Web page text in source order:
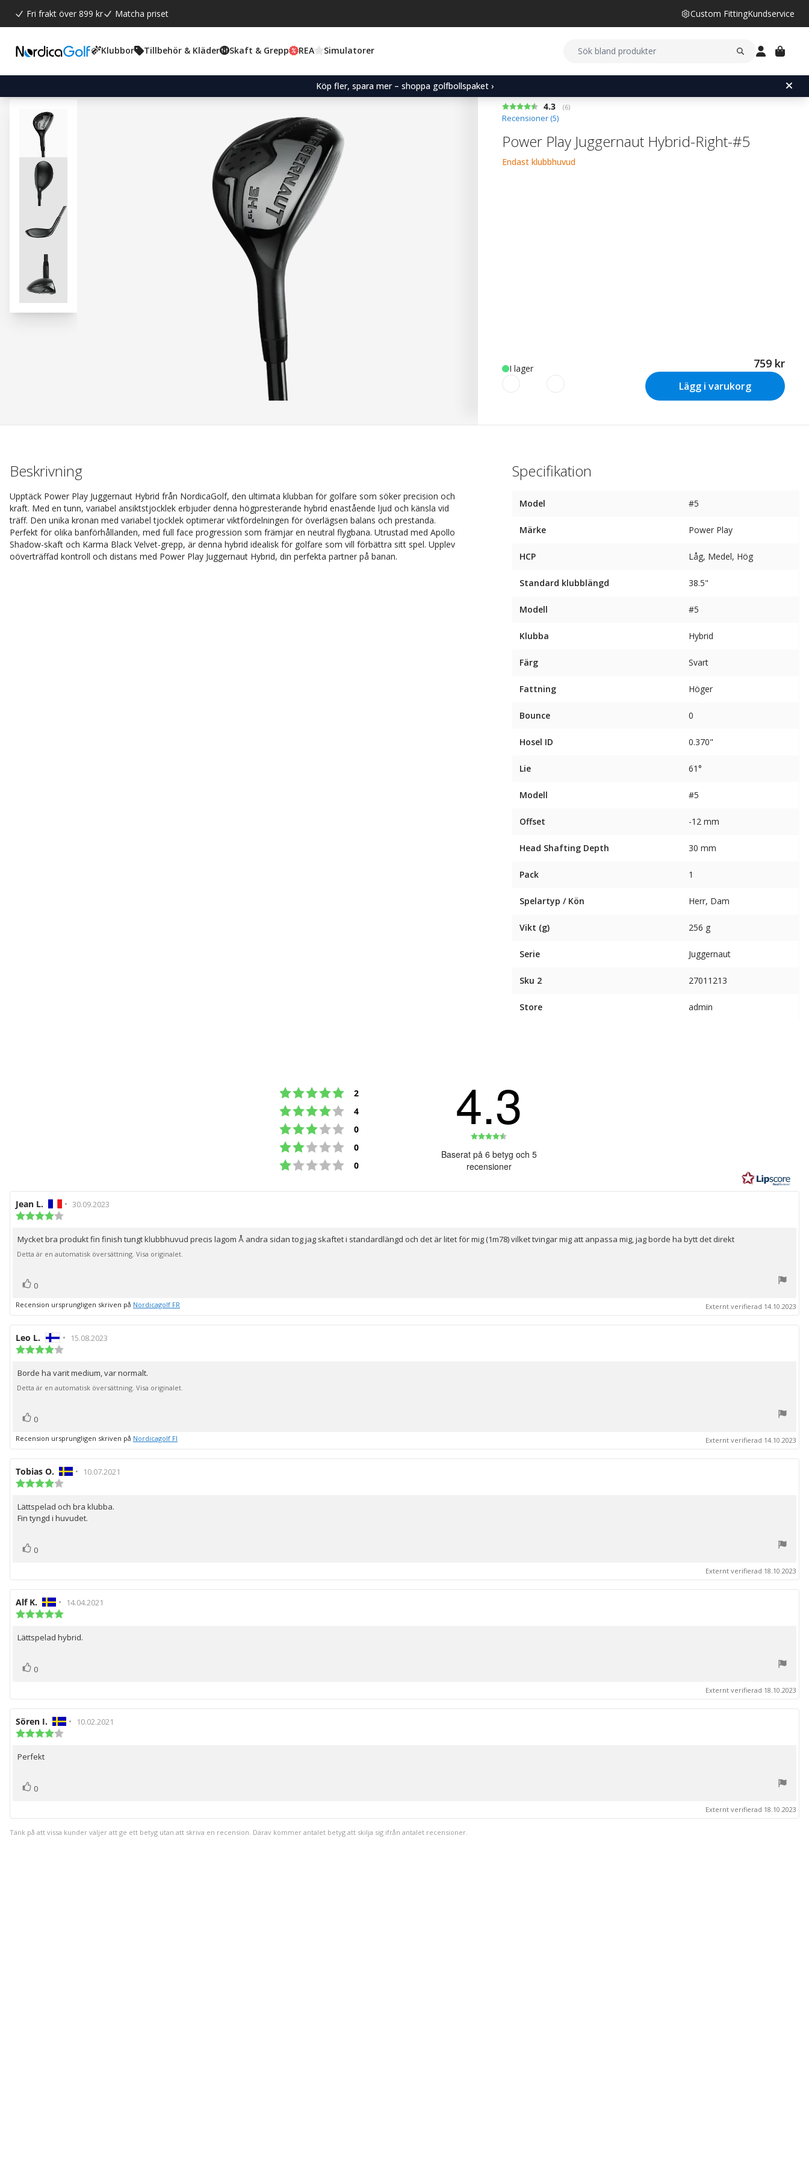
Fri frakt över 899 kr Matcha priset Custom FittingKundservice
Klubbor Tillbehör & Kläder Skaft & Grepp REA Simulatorer
Köp fler, spara mer – shoppa golfbollspaket ›
Snittbetyg:
4.3 (röster:
6)
Recensioner (5)
Power Play Juggernaut Hybrid-Right-#5
Endast klubbhuvud
I lager 759 kr
Lägg i varukorg
Beskrivning
Upptäck Power Play Juggernaut Hybrid från NordicaGolf, den ultimata klubban för golfare som söker precision och
kraft. Med en tunn, variabel ansiktstjocklek erbjuder denna högpresterande hybrid enastående ljud och känsla vid
träff. Den unika kronan med variabel tjocklek optimerar viktfördelningen för överlägsen balans och prestanda.
Perfekt för olika banförhållanden, med full face progression som främjar en neutral flygbana. Utrustad med Apollo
Shadow-skaft och Karma Black Velvet-grepp, är denna hybrid idealisk för golfare som vill förbättra sitt spel. Upplev
oöverträffad kontroll och distans med Power Play Juggernaut Hybrid, din perfekta partner på banan.
Specifikation
Model #5
Märke Power Play
HCP Låg, Medel, Hög
Standard klubblängd 38.5"
Modell #5
Klubba Hybrid
Färg Svart
Fattning Höger
Bounce 0
Hosel ID 0.370"
Lie 61°
Modell #5
Offset -12 mm
Head Shafting Depth 30 mm
Pack 1
Spelartyp / Kön Herr, Dam
Vikt (g) 256 g
Serie Juggernaut
Sku 2 27011213
Store admin
Betyg: 5 utav 5 stjärnor
2
Betyg: 4 utav 5 stjärnor
4
Betyg: 3 utav 5 stjärnor
0
Betyg: 2 utav 5 stjärnor
0
Betyg: 1 utav 5 stjärnor
0
4.3
utav
stjärnor
Baserat på 6 betyg och 5
recensioner
Recensionsförfattare:
Jean L. • Recensionsdatum:
30.09.2023
utav
5
stjärnor
Recensionstext:
Mycket bra produkt fin finish tungt klubbhuvud precis lagom Å andra sidan tog jag skaftet i standardlängd och det är litet för mig (1m78) vilket tvingar mig att anpassa mig, jag borde ha bytt det direkt
Detta är en automatisk översättning. Visa originalet.
Rösta
0
Recension ursprungligen skriven på Nordicagolf FR Externt verifierad 14.10.2023
Recensionsförfattare:
Leo L. • Recensionsdatum:
15.08.2023
utav
5
stjärnor
Recensionstext:
Borde ha varit medium, var normalt.
Detta är en automatisk översättning. Visa originalet.
Rösta
0
Recension ursprungligen skriven på Nordicagolf FI Externt verifierad 14.10.2023
Recensionsförfattare:
Tobias O. • Recensionsdatum:
10.07.2021
utav
5
stjärnor
Recensionstext:
Lättspelad och bra klubba.
Fin tyngd i huvudet.
Rösta
0
Externt verifierad 18.10.2023
Recensionsförfattare:
Alf K. • Recensionsdatum:
14.04.2021
utav
5
Recensionstext:
Lättspelad hybrid.
Rösta
0
Externt verifierad 18.10.2023
Recensionsförfattare:
Sören I. • Recensionsdatum:
10.02.2021
Recensionstext:
Perfekt
Rösta
0
Externt verifierad 18.10.2023
Tänk på att vissa kunder väljer att ge ett betyg utan att skriva en recension. Därav kommer antalet betyg att skilja sig ifrån antalet recensioner.